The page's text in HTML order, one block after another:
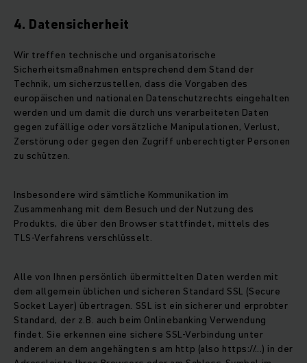
4. Datensicherheit
Wir treffen technische und organisatorische
Sicherheitsmaßnahmen entsprechend dem Stand der
Technik, um sicherzustellen, dass die Vorgaben des
europäischen und nationalen Datenschutzrechts eingehalten
werden und um damit die durch uns verarbeiteten Daten
gegen zufällige oder vorsätzliche Manipulationen, Verlust,
Zerstörung oder gegen den Zugriff unberechtigter Personen
zu schützen.
Insbesondere wird sämtliche Kommunikation im
Zusammenhang mit dem Besuch und der Nutzung des
Produkts, die über den Browser stattfindet, mittels des
TLS-Verfahrens verschlüsselt.
Alle von Ihnen persönlich übermittelten Daten werden mit
dem allgemein üblichen und sicheren Standard SSL (Secure
Socket Layer) übertragen. SSL ist ein sicherer und erprobter
Standard, der z.B. auch beim Onlinebanking Verwendung
findet. Sie erkennen eine sichere SSL-Verbindung unter
anderem an dem angehängten s am http (also https://...) in der